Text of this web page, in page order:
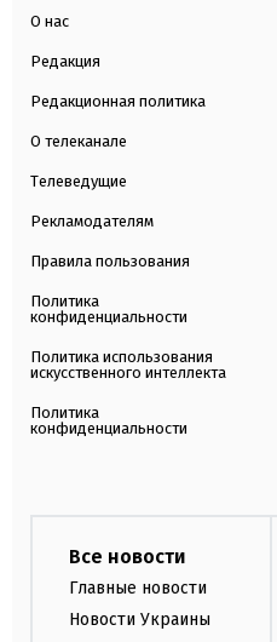
О нас
Редакция
Редакционная политика
О телеканале
Телеведущие
Рекламодателям
Правила пользования
Политика
конфиденциальности
Политика использования
искусственного интеллекта
Политика
конфиденциальности
Все новости
Главные новости
Новости Украины